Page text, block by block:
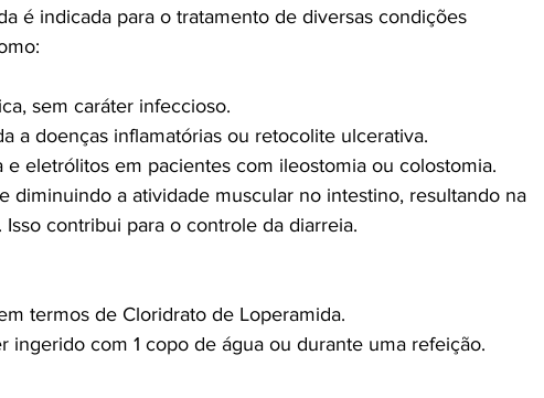
é indicada para o tratamento de diversas condições
sem caráter infeccioso.
a doenças inflamatórias ou retocolite ulcerativa.
e eletrólitos em pacientes com ileostomia ou colostomia.
diminuindo a atividade muscular no intestino, resultando na
contribui para o controle da diarreia.
termos de Cloridrato de Loperamida.
ingerido com 1 copo de água ou durante uma refeição.